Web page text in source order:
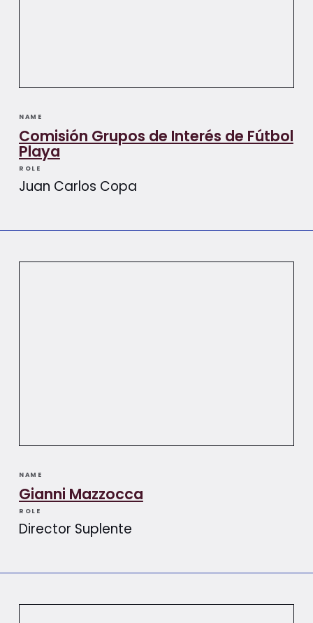
NAME
Comisión Grupos de Interés de Fútbol
Playa
ROLE
Juan Carlos Copa
NAME
Gianni Mazzocca
ROLE
Director Suplente